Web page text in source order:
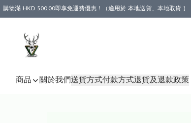
購物滿 HKD 500.00即享免運費優惠！（適用於 本地送貨、本地取貨 )
商品 關於我們送貨方式付款方式退貨及退款政策